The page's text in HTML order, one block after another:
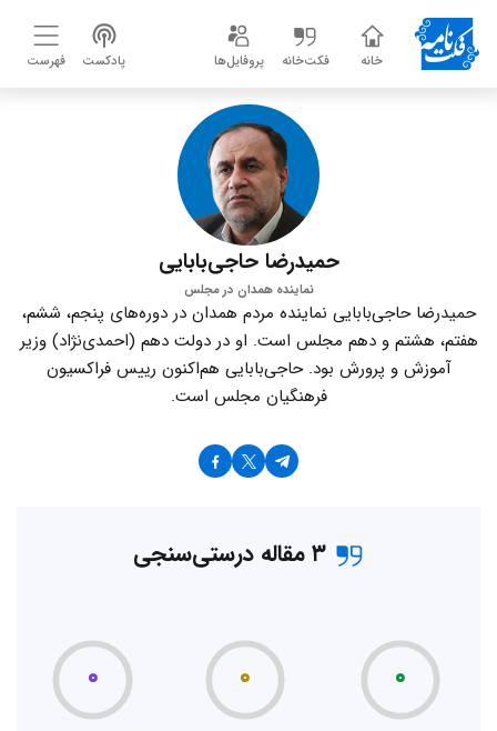
خانه فکت‌خانه پروفایل‌ها پادکست فهرست
حمیدرضا حاجی‌بابایی
نماینده همدان در مجلس
حمیدرضا حاجی‌بابایی نماینده مردم همدان در دوره‌های پنجم، ششم،
هفتم، هشتم و دهم مجلس است. او در دولت دهم (احمدی‌نژاد) وزیر
آموزش و پرورش بود. حاجی‌بابایی هم‌اکنون رییس فراکسیون
فرهنگیان مجلس است.
۳ مقاله درستی‌سنجی
۰ ۰ ۰